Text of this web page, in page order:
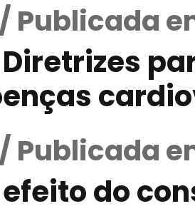
Publicada
Publicada
do